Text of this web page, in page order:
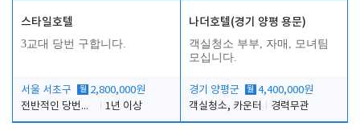
스타일호텔
3교대 당번 구합니다.
서울 서초구 월 2,800,000원
전반적인 당번업무
1년 이상
나더호텔(경기 양평 용문)
객실청소 부부, 자매, 모녀팀
모십니다.
경기 양평군 월 4,400,000원
객실청소, 카운터
경력무관